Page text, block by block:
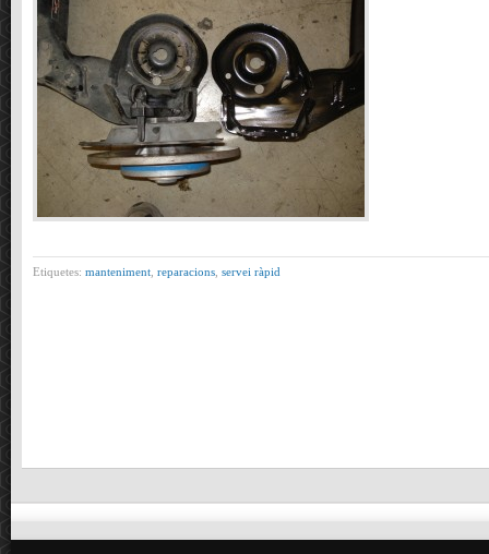
Etiquetes: manteniment reparacions servei ràpid